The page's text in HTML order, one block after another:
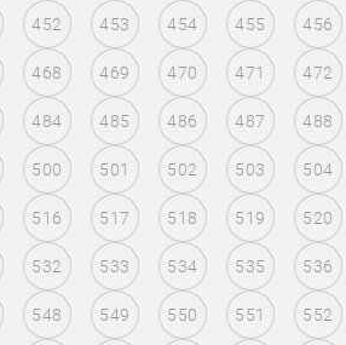
452 453 454 455 456
468 469 470 471 472
484 485 486 487 488
500 501 502 503 504
516 517 518 519 520
532 533 534 535 536
548 549 550 551 552